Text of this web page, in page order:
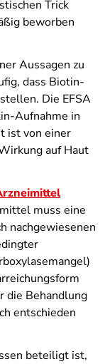
Trick
beworben
Aussagen zu
dass Biotin-
Die EFSA
Aufnahme in
ist von einer
auf Haut
muss eine
nachgewiesenen
die Behandlung
entschieden
beteiligt ist,